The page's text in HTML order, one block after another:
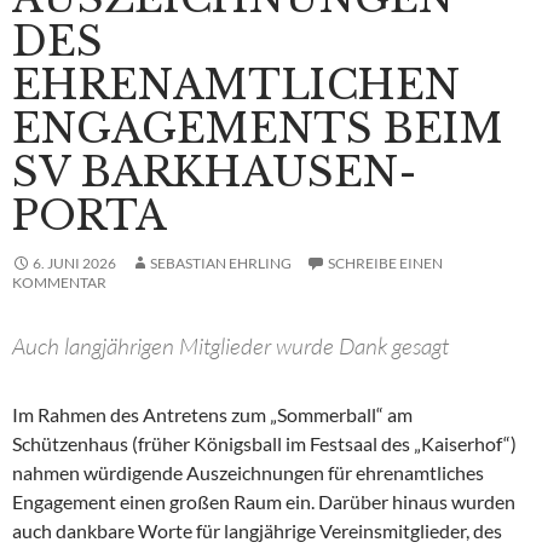
DES
EHRENAMTLICHEN
ENGAGEMENTS BEIM
SV BARKHAUSEN-
PORTA
6. JUNI 2026 SEBASTIAN EHRLING
SCHREIBE EINEN
KOMMENTAR
Auch langjährigen Mitglieder wurde Dank gesagt
Im Rahmen des Antretens zum „Sommerball“ am
Schützenhaus (früher Königsball im Festsaal des „Kaiserhof“)
nahmen würdigende Auszeichnungen für ehrenamtliches
Engagement einen großen Raum ein. Darüber hinaus wurden
auch dankbare Worte für langjährige Vereinsmitglieder, des